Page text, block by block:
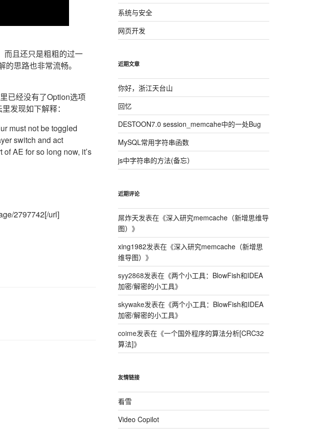
而且还只是粗粗的过一
思路也非常流畅。
已经没有了Option选项
发现如下解释：
must not be toggled
switch and act
AE for so long now, it’s
2797742[/url]
系统与安全
网页开发
近期文章
你好，浙江天台山
回忆
DESTOON7.0 session_memcahe中的一处Bug
MySQL常用字符串函数
js中字符串的方法(备忘）
近期评论
屌炸天发表在《深入研究memcache（新增思维导
图） 》
xing1982发表在《深入研究memcache（新增思
维导图） 》
syy2868发表在《两个小工具：BlowFish和IDEA
加密/解密的小工具》
skywake发表在《两个小工具：BlowFish和IDEA
加密/解密的小工具》
coime发表在《一个国外程序的算法分析[CRC32
算法]》
友情链接
看雪
Video Copilot